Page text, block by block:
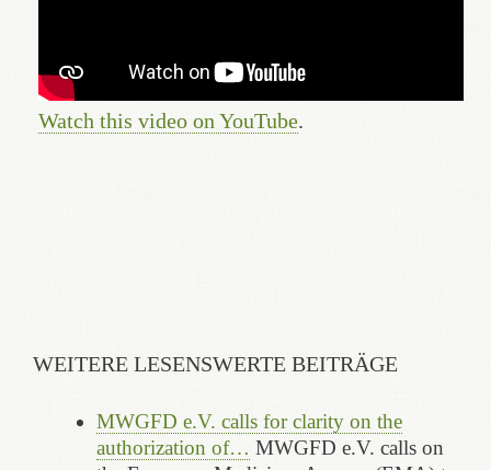
Watch this video on YouTube.
WEITERE LESENSWERTE BEITRÄGE
MWGFD e.V. calls for clarity on the
authorization of… MWGFD e.V. calls on